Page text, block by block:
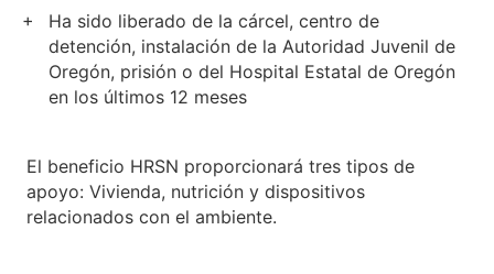
Ha sido liberado de la cárcel, centro de
detención, instalación de la Autoridad Juvenil de
Oregón, prisión o del Hospital Estatal de Oregón
en los últimos 12 meses
El beneficio HRSN proporcionará tres tipos de
apoyo: Vivienda, nutrición y dispositivos
relacionados con el ambiente.